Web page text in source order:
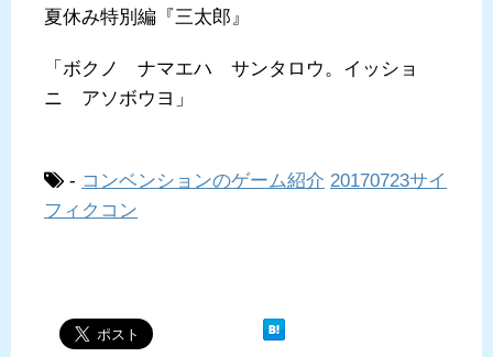
夏休み特別編『三太郎』
「ボクノ ナマエハ サンタロウ。イッショ
ニ アソボウヨ」
- コンベンションのゲーム紹介 20170723サイ
フィクコン